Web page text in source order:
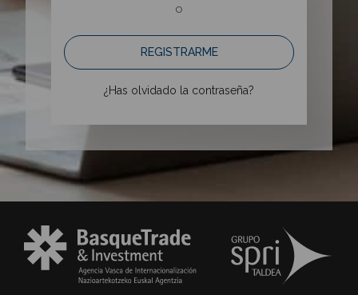
o
REGISTRARME
¿Has olvidado la contraseña?